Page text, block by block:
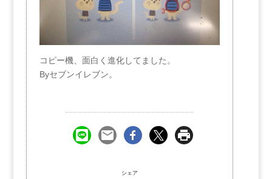
コピー機、面白く進化してました。
Byセブンイレブン。
シェア